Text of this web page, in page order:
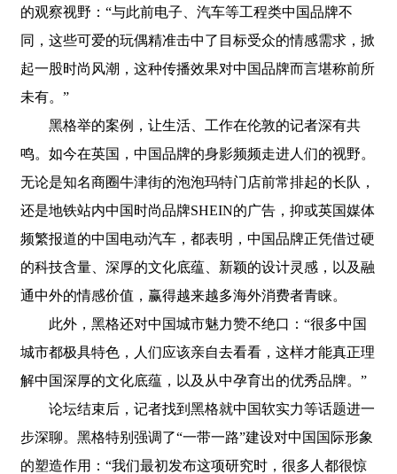
的观察视野：“与此前电子、汽车等工程类中国品牌不
同，这些可爱的玩偶精准击中了目标受众的情感需求，掀
起一股时尚风潮，这种传播效果对中国品牌而言堪称前所
未有。”
黑格举的案例，让生活、工作在伦敦的记者深有共
鸣。如今在英国，中国品牌的身影频频走进人们的视野。
无论是知名商圈牛津街的泡泡玛特门店前常排起的长队，
还是地铁站内中国时尚品牌SHEIN的广告，抑或英国媒体
频繁报道的中国电动汽车，都表明，中国品牌正凭借过硬
的科技含量、深厚的文化底蕴、新颖的设计灵感，以及融
通中外的情感价值，赢得越来越多海外消费者青睐。
此外，黑格还对中国城市魅力赞不绝口：“很多中国
城市都极具特色，人们应该亲自去看看，这样才能真正理
解中国深厚的文化底蕴，以及从中孕育出的优秀品牌。”
论坛结束后，记者找到黑格就中国软实力等话题进一
步深聊。黑格特别强调了“一带一路”建设对中国国际形象
的塑造作用：“我们最初发布这项研究时，很多人都很惊